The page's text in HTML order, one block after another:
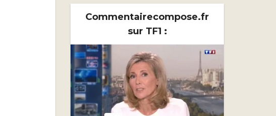
Commentairecompose.fr
sur TF1 :